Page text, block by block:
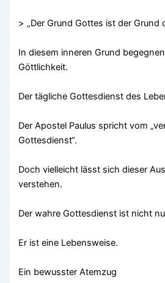
> „Der Grund Gottes ist der Grund
In diesem inneren Grund
Göttlichkeit.
Der tägliche Gottesdienst des
Der Apostel Paulus spricht vom
Gottesdienst“.
Doch vielleicht lässt sich dieser
verstehen.
Der wahre Gottesdienst ist nicht
Er ist eine Lebensweise.
Ein bewusster Atemzug